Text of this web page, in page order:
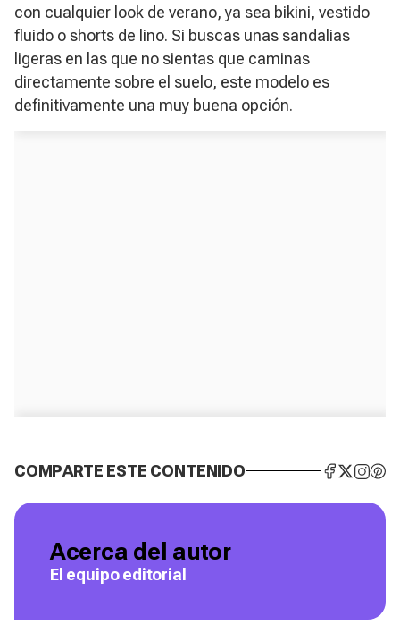
con cualquier look de verano, ya sea bikini, vestido
fluido o shorts de lino. Si buscas unas sandalias
ligeras en las que no sientas que caminas
directamente sobre el suelo, este modelo es
definitivamente una muy buena opción.
COMPARTE ESTE CONTENIDO
Acerca del autor
El equipo editorial